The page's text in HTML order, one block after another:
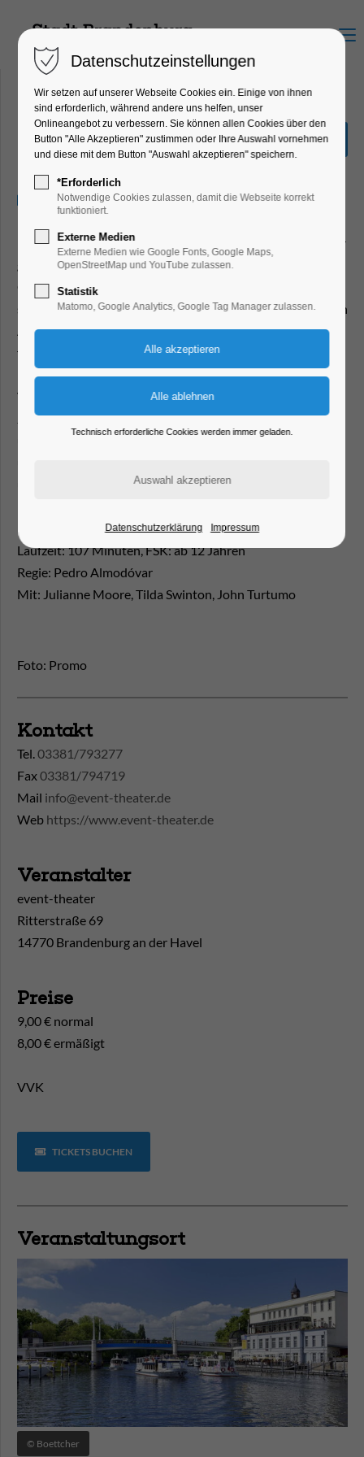
Menu
The Room Next Door
Kino
13.01.2025, 20:00–22:00
Die Erfolgsautorin Ingrid hat Angst vor dem Tod, sucht aber
gerade die Nähe zu ihrer alten Freundin Martha, die an
Gebärmutterhalskrebs im Endstadium erkrankt ist. Ingrid
stattet ihr einen Besuch im Krankenhaus ab und wird in den
Ablauf ihrer Behandlungen hineingezogen. Bei den
folgenden Treffen vertiefen sich die Frauen in einem Haus
inmitten eines Naturschutzgebietes in Neuengland in ihre
Vergangenheit. Ingrid und Martha arbeiteten in ihrer
Jugend gemeinsam für eine Zeitschrift. Sie tauschen sich
über ihre Erinnerungen aus, aber auch über Reue, Erlösung
überraschend zärtliche Situation.
Drama – Spanien 2024
Laufzeit: 107 Minuten, FSK: ab 12 Jahren
Regie: Pedro Almodóvar
Mit: Julianne Moore, Tilda Swinton, John Turtumo
Foto: Promo
Kontakt
Tel.03381/793277
Fax03381/794719
Mail info@event-theater.de
Web https://www.event-theater.de
Veranstalter
event-theater
Ritterstraße 69
14770 Brandenburg an der Havel
Preise
9,00 € normal
8,00 € ermäßigt
VVK
TICKETS BUCHEN
Veranstaltungsort
© Boettcher
Datenschutzeinstellungen
Wir setzen auf unserer Webseite Cookies ein. Einige von ihnen
sind erforderlich, während andere uns helfen, unser
Onlineangebot zu verbessern. Sie können allen Cookies über den
Button "Alle Akzeptieren" zustimmen oder Ihre Auswahl vornehmen
und diese mit dem Button "Auswahl akzeptieren" speichern.
*Erforderlich
Notwendige Cookies zulassen, damit die Webseite korrekt
funktioniert.
Externe Medien
Externe Medien wie Google Fonts, Google Maps,
OpenStreetMap und YouTube zulassen.
Statistik
Matomo, Google Analytics, Google Tag Manager zulassen.
Technisch erforderliche Cookies werden immer geladen.
Datenschutzerklärung Impressum